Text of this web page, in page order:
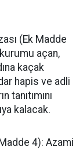
(Ek Madde
açan,
kaçak
hapis ve adli
tanıtımını
kalacak.
4): Azami